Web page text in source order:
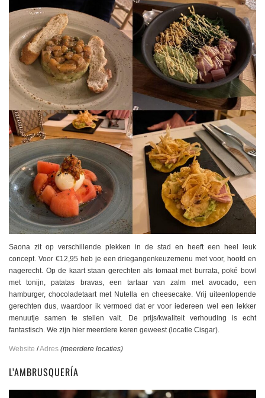
Saona zit op verschillende plekken in de stad en heeft een heel leuk
concept. Voor €12,95 heb je een driegangenkeuzemenu met voor, hoofd en
nagerecht. Op de kaart staan gerechten als tomaat met burrata, poké bowl
met tonijn, patatas bravas, een tartaar van zalm met avocado, een
hamburger, chocoladetaart met Nutella en cheesecake. Vrij uiteenlopende
gerechten dus, waardoor ik vermoed dat er voor iedereen wel een lekker
menuutje samen te stellen valt. De prijs/kwaliteit verhouding is echt
fantastisch. We zijn hier meerdere keren geweest (locatie Cisgar).
Website /Adres (meerdere locaties)
L’AMBRUSQUERÍA